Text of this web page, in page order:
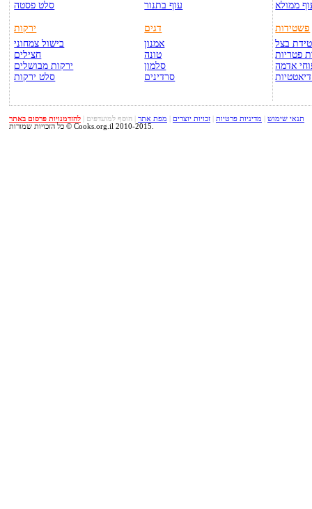
סלט פסטה
ירקות
בישול צמחוני
חצילים
ירקות מבושלים
סלט ירקות
עוף בתנור
דגים
אמנון
טונה
סלמון
סרדינים
ממולא
פשטידות
בצל
פטריות
אדמה
תנאי שימוש מדיניות פרטיות זכויות יוצרים מפת אתר הוסף למועדפים
להזדמנויות פרסום באתר
כל הזכויות שמורות © Cooks.org.il 2010-2015.